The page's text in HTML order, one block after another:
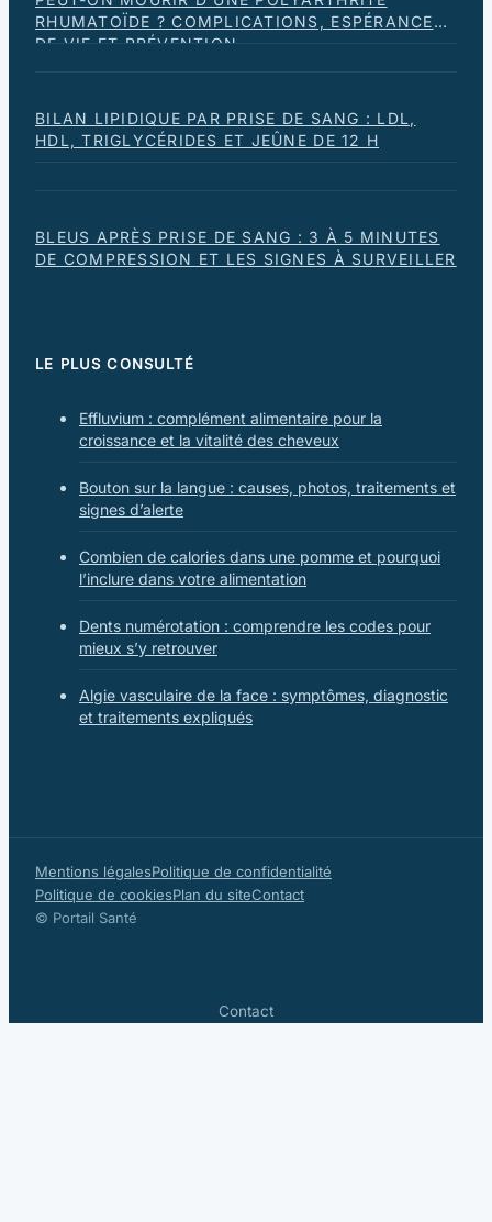
RHUMATOÏDE ? COMPLICATIONS, ESPÉRANCE
DE VIE ET PRÉVENTION
BILAN LIPIDIQUE PAR PRISE DE SANG : LDL,
HDL, TRIGLYCÉRIDES ET JEÛNE DE 12 H
BLEUS APRÈS PRISE DE SANG : 3 À 5 MINUTES
DE COMPRESSION ET LES SIGNES À SURVEILLER
LE PLUS CONSULTÉ
Effluvium : complément alimentaire pour la
croissance et la vitalité des cheveux
Bouton sur la langue : causes, photos, traitements et
signes d’alerte
Combien de calories dans une pomme et pourquoi
l’inclure dans votre alimentation
Dents numérotation : comprendre les codes pour
mieux s’y retrouver
Algie vasculaire de la face : symptômes, diagnostic
et traitements expliqués
Mentions légalesPolitique de confidentialité
Politique de cookiesPlan du siteContact
© Portail Santé
Contact